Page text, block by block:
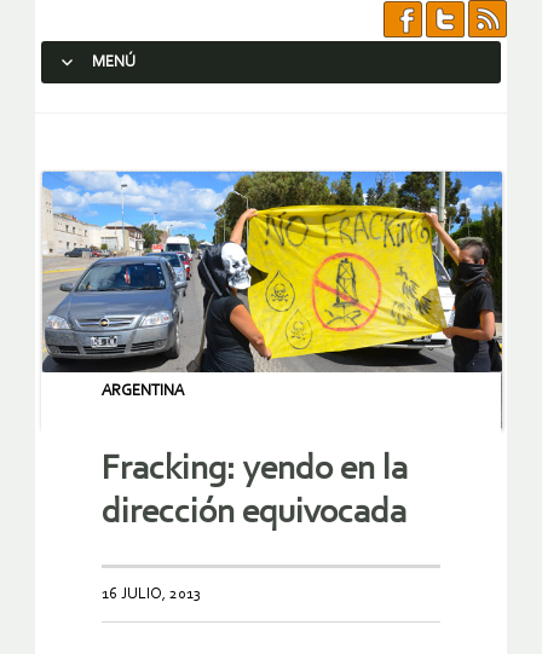
MENÚ
ARGENTINA
Fracking: yendo en la
dirección equivocada
16 JULIO, 2013